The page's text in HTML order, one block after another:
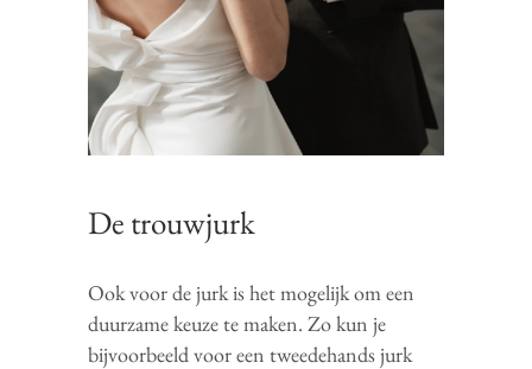
De trouwjurk
Ook voor de jurk is het mogelijk om een
duurzame keuze te maken. Zo kun je
bijvoorbeeld voor een tweedehands jurk